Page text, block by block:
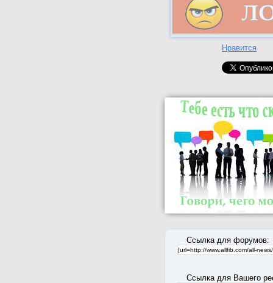
Нравится
Ссылка для форумов:
Ссылка для Вашего